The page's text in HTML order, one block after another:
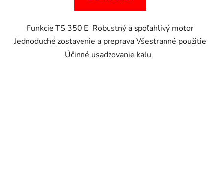
Funkcie TS 350 E Robustný a spoľahlivý motor
Jednoduché zostavenie a preprava Všestranné použitie
Účinné usadzovanie kalu